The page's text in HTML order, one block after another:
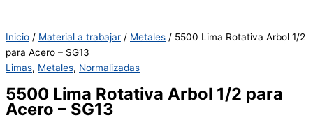
Inicio / Material a trabajar / Metales / 5500 Lima Rotativa Arbol 1/2
para Acero – SG13
Limas, Metales, Normalizadas
5500 Lima Rotativa Arbol 1/2 para
Acero – SG13